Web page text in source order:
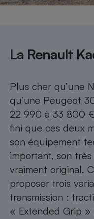
La Renault
Plus cher qu’une
qu’une Peugeot
22 990 à 33 800
fini que ces deux
son équipement
important, son
vraiment original.
proposer trois
transmission :
« Extended Grip